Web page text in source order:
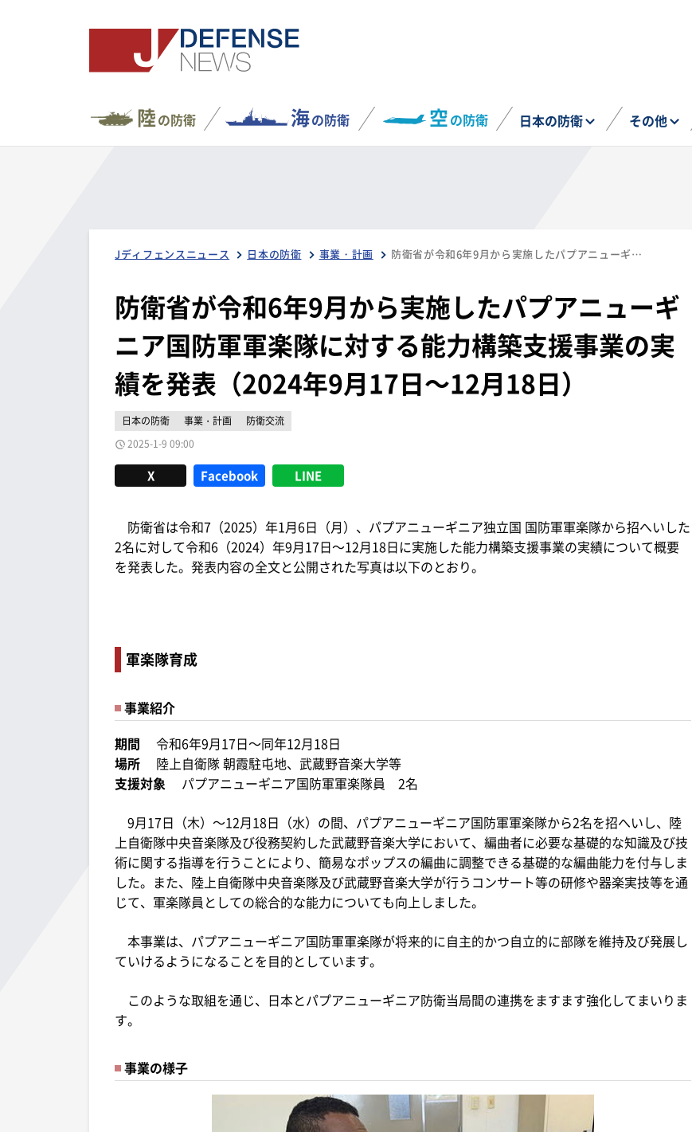
陸の防衛 海の防衛 空の防衛 日本の防衛 その他
Jディフェンスニュース 日本の防衛 事業・計画 防衛省が令和6年9月から実施したパプアニューギニア国防軍軍楽隊に対する能力構築支援事業の実績を発表（2024年9月17日～12月18日）
防衛省が令和6年9月から実施したパプアニューギ
ニア国防軍軍楽隊に対する能力構築支援事業の実
績を発表（2024年9月17日～12月18日）
日本の防衛 事業・計画
防衛交流
2025-1-9 09:00
X Facebook LINE
防衛省は令和7（2025）年1月6日（月）、パプアニューギニア独立国 国防軍軍楽隊から招へいした
2名に対して令和6（2024）年9月17日～12月18日に実施した能力構築支援事業の実績について概要
を発表した。発表内容の全文と公開された写真は以下のとおり。
軍楽隊育成
事業紹介
期間
令和6年9月17日～同年12月18日
場所
陸上自衛隊 朝霞駐屯地、武蔵野音楽大学等
支援対象
パプアニューギニア国防軍軍楽隊員 2名
9月17日（木）～12月18日（水）の間、パプアニューギニア国防軍軍楽隊から2名を招へいし、陸
上自衛隊中央音楽隊及び役務契約した武蔵野音楽大学において、編曲者に必要な基礎的な知識及び技
術に関する指導を行うことにより、簡易なポップスの編曲に調整できる基礎的な編曲能力を付与しま
した。また、陸上自衛隊中央音楽隊及び武蔵野音楽大学が行うコンサート等の研修や器楽実技等を通
じて、軍楽隊員としての総合的な能力についても向上しました。
本事業は、パプアニューギニア国防軍軍楽隊が将来的に自主的かつ自立的に部隊を維持及び発展し
ていけるようになることを目的としています。
このような取組を通じ、日本とパプアニューギニア防衛当局間の連携をますます強化してまいりま
す。
事業の様子